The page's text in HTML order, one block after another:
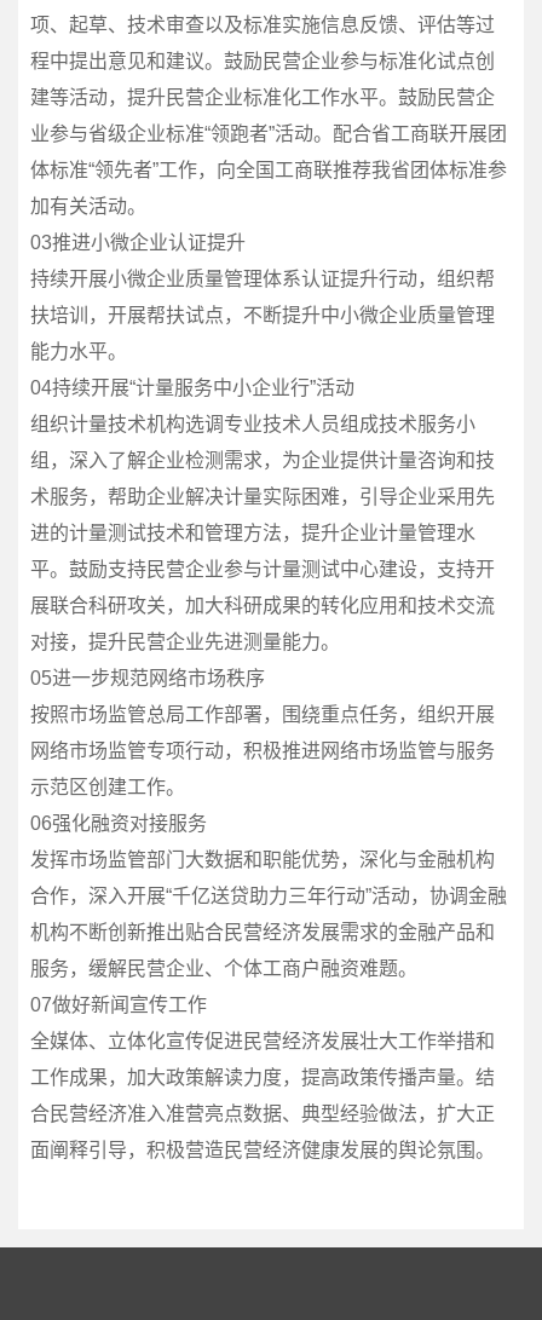
项、起草、技术审查以及标准实施信息反馈、评估等过
程中提出意见和建议。鼓励民营企业参与标准化试点创
建等活动，提升民营企业标准化工作水平。鼓励民营企
业参与省级企业标准“领跑者”活动。配合省工商联开展团
体标准“领先者”工作，向全国工商联推荐我省团体标准参
加有关活动。
03推进小微企业认证提升
持续开展小微企业质量管理体系认证提升行动，组织帮
扶培训，开展帮扶试点，不断提升中小微企业质量管理
能力水平。
04持续开展“计量服务中小企业行”活动
组织计量技术机构选调专业技术人员组成技术服务小
组，深入了解企业检测需求，为企业提供计量咨询和技
术服务，帮助企业解决计量实际困难，引导企业采用先
进的计量测试技术和管理方法，提升企业计量管理水
平。鼓励支持民营企业参与计量测试中心建设，支持开
展联合科研攻关，加大科研成果的转化应用和技术交流
对接，提升民营企业先进测量能力。
05进一步规范网络市场秩序
按照市场监管总局工作部署，围绕重点任务，组织开展
网络市场监管专项行动，积极推进网络市场监管与服务
示范区创建工作。
06强化融资对接服务
发挥市场监管部门大数据和职能优势，深化与金融机构
合作，深入开展“千亿送贷助力三年行动”活动，协调金融
机构不断创新推出贴合民营经济发展需求的金融产品和
服务，缓解民营企业、个体工商户融资难题。
07做好新闻宣传工作
全媒体、立体化宣传促进民营经济发展壮大工作举措和
工作成果，加大政策解读力度，提高政策传播声量。结
合民营经济准入准营亮点数据、典型经验做法，扩大正
面阐释引导，积极营造民营经济健康发展的舆论氛围。